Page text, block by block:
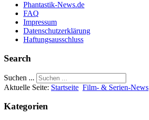
Phantastik-News.de
FAQ
Impressum
Datenschutzerklärung
Haftungsausschluss
Search
Suchen ...
Aktuelle Seite: Startseite Film- & Serien-News
Kategorien